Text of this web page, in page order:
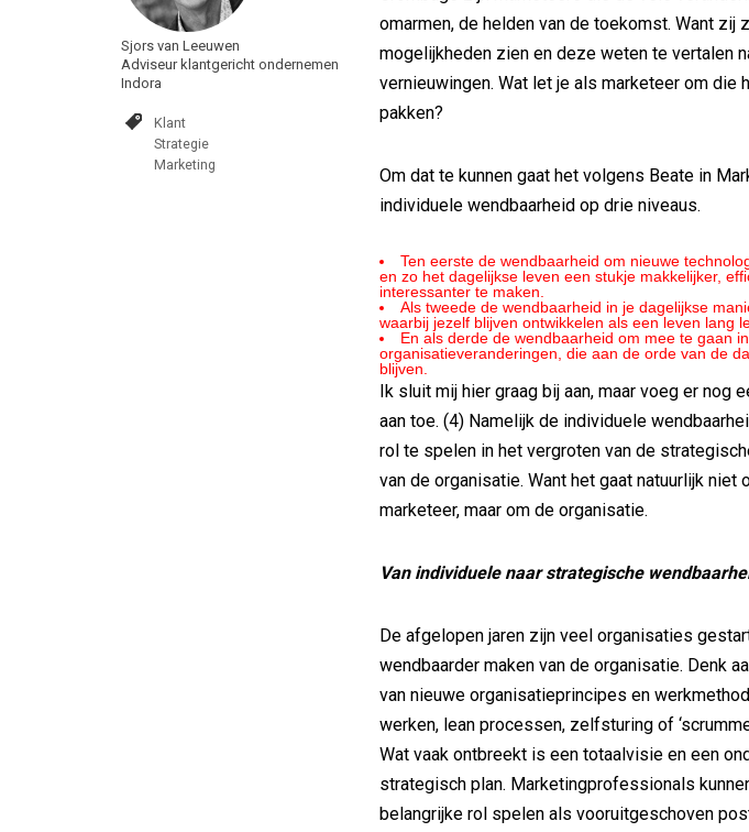
Sjors van Leeuwen
Adviseur klantgericht ondernemen
Indora
Klant
Strategie
Marketing
omarmen, de helden van de toekomst. Want zij
mogelijkheden zien en deze weten te vertalen
vernieuwingen. Wat let je als marketeer om die
pakken?
Om dat te kunnen gaat het volgens Beate in
individuele wendbaarheid op drie niveaus.
Ten eerste de wendbaarheid om nieuwe
en zo het dagelijkse leven een stukje makkelijker,
interessanter te maken.
Als tweede de wendbaarheid in je dagelijkse
waarbij jezelf blijven ontwikkelen als een leven lang
En als derde de wendbaarheid om mee te gaan in
organisatieveranderingen, die aan de orde van de
blijven.
Ik sluit mij hier graag bij aan, maar voeg er nog
aan toe. (4) Namelijk de individuele
rol te spelen in het vergroten van de
van de organisatie. Want het gaat natuurlijk niet
marketeer, maar om de organisatie.
Van individuele naar strategische
De afgelopen jaren zijn veel organisaties
wendbaarder maken van de organisatie. Denk
van nieuwe organisatieprincipes en
werken, lean processen, zelfsturing of
Wat vaak ontbreekt is een totaalvisie en een
strategisch plan. Marketingprofessionals
belangrijke rol spelen als vooruitgeschoven